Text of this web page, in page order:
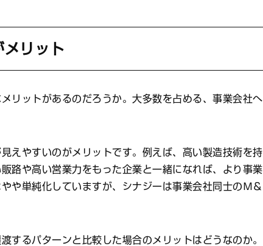
メリット
ットがあるのだろうか。大多数を占める、事業会社へ
やすいのがメリットです。例えば、高い製造技術を持
路や高い営業力をもった企業と一緒になれば、より事業
や単純化していますが、シナジーは事業会社同士のＭ＆
るパターンと比較した場合のメリットはどうなのか。